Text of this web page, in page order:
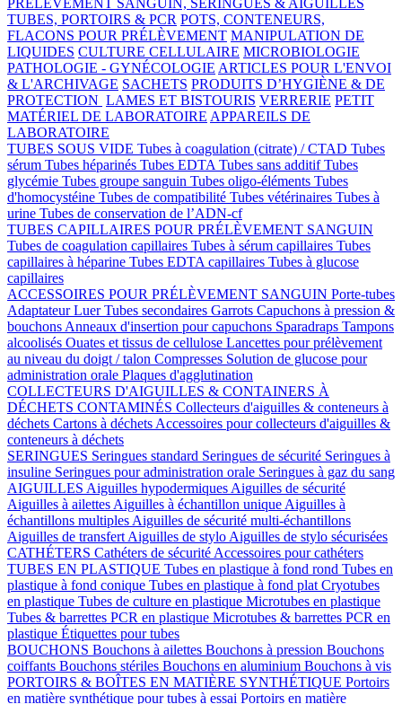
PRÉLÈVEMENT SANGUIN, SERINGUES & AIGUILLES
TUBES, PORTOIRS & PCR POTS, CONTENEURS,
FLACONS POUR PRÉLÈVEMENT MANIPULATION DE
LIQUIDES CULTURE CELLULAIRE MICROBIOLOGIE
PATHOLOGIE - GYNÉCOLOGIE ARTICLES POUR L'ENVOI
& L'ARCHIVAGE SACHETS PRODUITS D’HYGIÈNE & DE
PROTECTION LAMES ET BISTOURIS VERRERIE PETIT
MATÉRIEL DE LABORATOIRE APPAREILS DE
LABORATOIRE
TUBES SOUS VIDE Tubes à coagulation (citrate) / CTAD Tubes
sérum Tubes héparinés Tubes EDTA Tubes sans additifTubes
glycémie Tubes groupe sanguin Tubes oligo-éléments Tubes
d'homocystéine Tubes de compatibilité Tubes vétérinaires Tubes à
urine Tubes de conservation de l’ADN-cf
TUBES CAPILLAIRES POUR PRÉLÈVEMENT SANGUIN
Tubes de coagulation capillaires Tubes à sérum capillaires Tubes
capillaires à héparine Tubes EDTA capillaires Tubes à glucose
capillaires
ACCESSOIRES POUR PRÉLÈVEMENT SANGUIN Porte-tubes
Adaptateur LuerTubes secondaires Garrots Capuchons à pression &
bouchons Anneaux d'insertion pour capuchons Sparadraps Tampons
alcoolisés Ouates et tissus de cellulose Lancettes pour prélèvement
au niveau du doigt / talon Compresses Solution de glucose pour
administration orale Plaques d'agglutination
COLLECTEURS D'AIGUILLES & CONTAINERS À
DÉCHETS CONTAMINÉS Collecteurs d'aiguilles & conteneurs à
déchets Cartons à déchets Accessoires pour collecteurs d'aiguilles &
conteneurs à déchets
SERINGUES Seringues standard Seringues de sécurité Seringues à
insuline Seringues pour administration orale Seringues à gaz du sang
AIGUILLES Aiguilles hypodermiques Aiguilles de sécurité
Aiguilles à ailettes Aiguilles à échantillon unique Aiguilles à
échantillons multiples Aiguilles de sécurité multi-échantillons
Aiguilles de transfert Aiguilles de stylo Aiguilles de stylo sécurisées
CATHÉTERS Cathéters de sécurité Accessoires pour cathéters
TUBES EN PLASTIQUE Tubes en plastique à fond rond Tubes en
plastique à fond conique Tubes en plastique à fond plat Cryotubes
en plastique Tubes de culture en plastique Microtubes en plastique
Tubes & barrettes PCR en plastique Microtubes & barrettes PCR en
plastique Étiquettes pour tubes
BOUCHONS Bouchons à ailettes Bouchons à pression Bouchons
coiffants Bouchons stériles Bouchons en aluminium Bouchons à vis
PORTOIRS & BOÎTES EN MATIÈRE SYNTHÉTIQUE Portoirs
en matière synthétique pour tubes à essai Portoirs en matière